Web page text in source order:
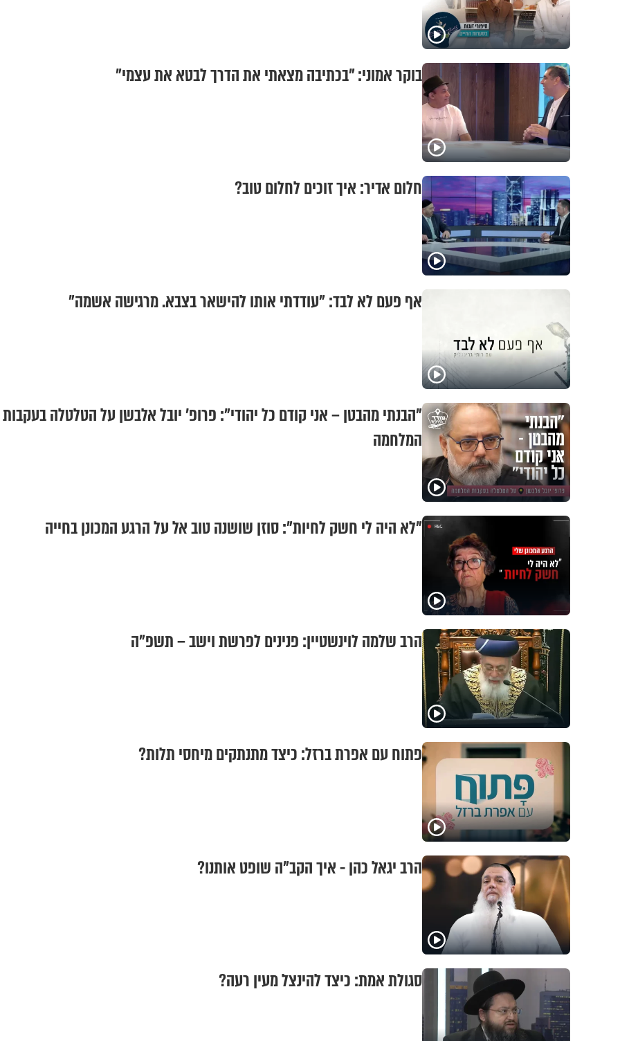
בוקר אמוני: "בכתיבה מצאתי את הדרך לבטא את עצמי"
חלום אדיר: איך זוכים לחלום טוב?
אף פעם לא לבד: "עודדתי אותו להישאר בצבא. מרגישה אשמה"
"הבנתי מהבטן – אני קודם כל יהודי": פרופ' יובל אלבשן על הטלטלה בעקבות
המלחמה
"לא היה לי חשק לחיות": סוזן שושנה טוב אל על הרגע המכונן בחייה
הרב שלמה לוינשטיין: פנינים לפרשת וישב – תשפ"ה
פתוח עם אפרת ברזל: כיצד מתנתקים מיחסי תלות?
הרב יגאל כהן - איך הקב"ה שופט אותנו?
סגולת אמת: כיצד להינצל מעין רעה?